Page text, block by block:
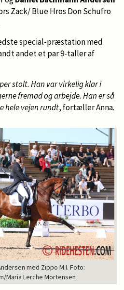
Zack/ Blue Hros Don Schufro
special-præstation med
andet et par 9-taller af
stolt. Han var virkelig klar i
fremad og arbejde. Han er så
hele vejen rundt, fortæller Anna.
med Zippo M.I. Foto:
Maria Lerche Mortensen